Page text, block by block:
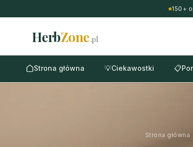
150+
HerbZone.pl
Strona główna 💡Ciekawostki 📋
Strona główna